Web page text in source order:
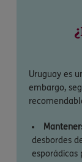
Uruguay es
embargo,
desbordes
esporádicas